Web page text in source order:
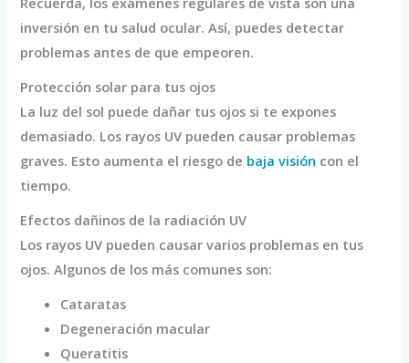
inversión en tu salud ocular. Así, puedes detectar
problemas antes de que empeoren.
Protección solar para tus ojos
La luz del sol puede dañar tus ojos si te expones
demasiado. Los rayos UV pueden causar problemas
graves. Esto aumenta el riesgo de baja visión con el
tiempo.
Efectos dañinos de la radiación UV
Los rayos UV pueden causar varios problemas en tus
ojos. Algunos de los más comunes son:
Cataratas
Degeneración macular
Queratitis